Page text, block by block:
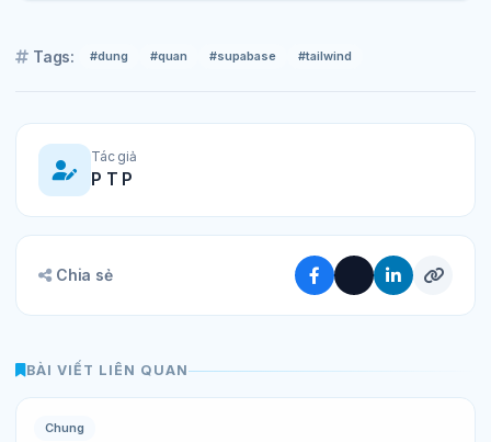
Tags: #dung #quan #supabase #tailwind
Tác giả
P T P
Chia sẻ
BÀI VIẾT LIÊN QUAN
Chung